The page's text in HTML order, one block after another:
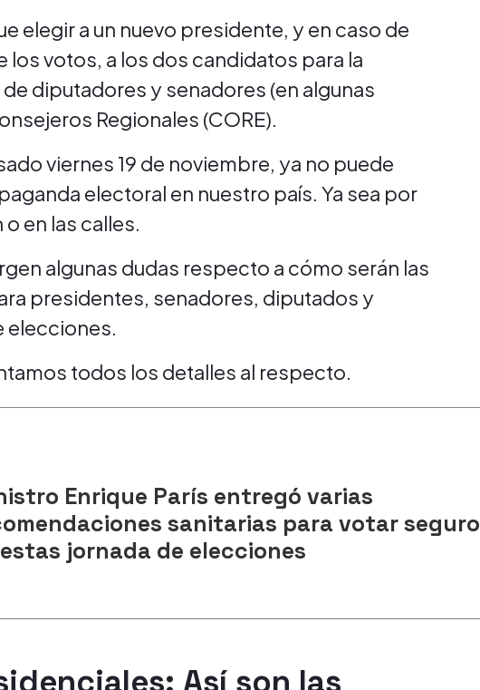
elegir a un nuevo presidente, y en caso de
los votos, a los dos candidatos para la
diputadores y senadores (en algunas
Regionales (CORE).
viernes 19 de noviembre, ya no puede
electoral en nuestro país. Ya sea por
en las calles.
algunas dudas respecto a cómo serán las
presidentes, senadores, diputados y
elecciones.
todos los detalles al respecto.
Enrique París entregó varias
sanitarias para votar seguro
jornada de elecciones
Así son las